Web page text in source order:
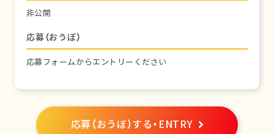
非公開
応募（おうぼ）
応募フォームからエントリーください
応募（おうぼ）する・ENTRY